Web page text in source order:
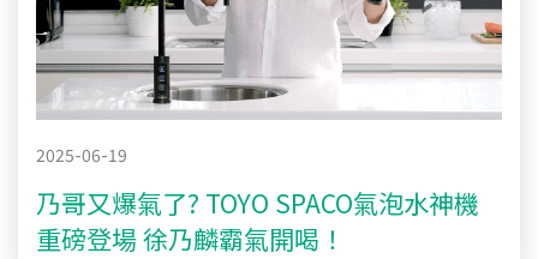
2025-06-19
乃哥又爆氣了? TOYO SPACO氣泡水神機
重磅登場 徐乃麟霸氣開喝！